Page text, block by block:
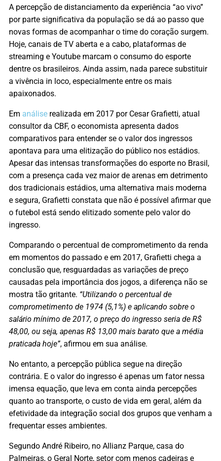
A percepção de distanciamento da experiência “ao vivo”
por parte significativa da população se dá ao passo que
novas formas de acompanhar o time do coração surgem.
Hoje, canais de TV aberta e a cabo, plataformas de
streaming e Youtube marcam o consumo do esporte
dentre os brasileiros. Ainda assim, nada parece substituir
a vivência in loco, especialmente entre os mais
apaixonados.
Em análise realizada em 2017 por Cesar Grafietti, atual
consultor da CBF, o economista apresenta dados
comparativos para entender se o valor dos ingressos
apontava para uma elitização do público nos estádios.
Apesar das intensas transformações do esporte no Brasil,
com a presença cada vez maior de arenas em detrimento
dos tradicionais estádios, uma alternativa mais moderna
e segura, Grafietti constata que não é possível afirmar que
o futebol está sendo elitizado somente pelo valor do
ingresso.
Comparando o percentual de comprometimento da renda
em momentos do passado e em 2017, Grafietti chega a
conclusão que, resguardadas as variações de preço
causadas pela importância dos jogos, a diferença não se
mostra tão gritante. “Utilizando o percentual de
comprometimento de 1974 (5,1%) e aplicando sobre o
salário mínimo de 2017, o preço do ingresso seria de R$
48,00, ou seja, apenas R$ 13,00 mais barato que a média
praticada hoje”, afirmou em sua análise.
No entanto, a percepção pública segue na direção
contrária. E o valor do ingresso é apenas um fator nessa
imensa equação, que leva em conta ainda percepções
quanto ao transporte, o custo de vida em geral, além da
efetividade da integração social dos grupos que venham a
frequentar esses ambientes.
Segundo André Ribeiro, no Allianz Parque, casa do
Palmeiras, o Geral Norte, setor com menos cadeiras e